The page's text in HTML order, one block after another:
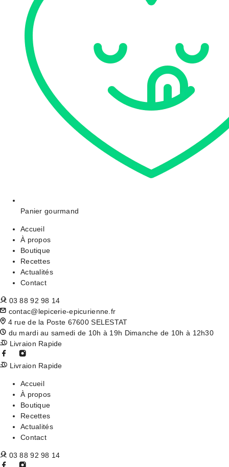
Panier gourmand
Accueil
À propos
Boutique
Recettes
Actualités
Contact
03 88 92 98 14
contac@lepicerie-epicurienne.fr
4 rue de la Poste 67600 SELESTAT
du mardi au samedi de 10h à 19h Dimanche de 10h à 12h30
Livraion Rapide
Livraion Rapide
Accueil
À propos
Boutique
Recettes
Actualités
Contact
03 88 92 98 14